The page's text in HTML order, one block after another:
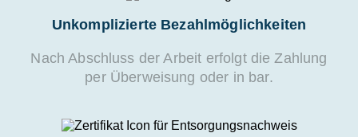
Unkomplizierte Bezahlmöglichkeiten
Nach Abschluss der Arbeit erfolgt die Zahlung
per Überweisung oder in bar.